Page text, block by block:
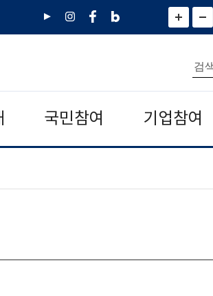
유
인
페
네
그
)
화
면
면
소
통
합
검
색
국민참여 기업참여